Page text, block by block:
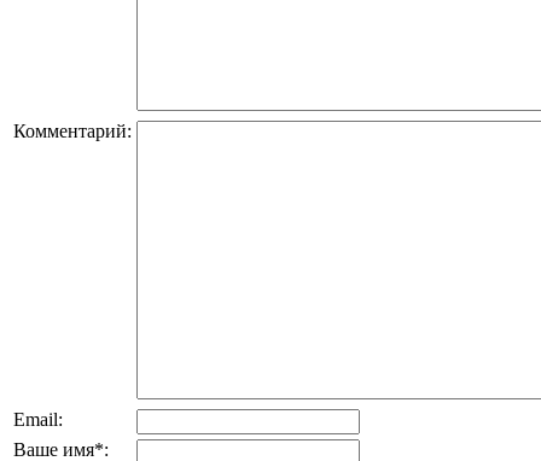
Комментарий:
Email:
Ваше имя*: